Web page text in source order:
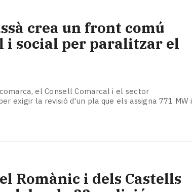
crea un front comú
social per paralitzar el
el Consell Comarcal i el sector
exigir la revisió d'un pla que els assigna 771 MW i
Romànic i dels Castells